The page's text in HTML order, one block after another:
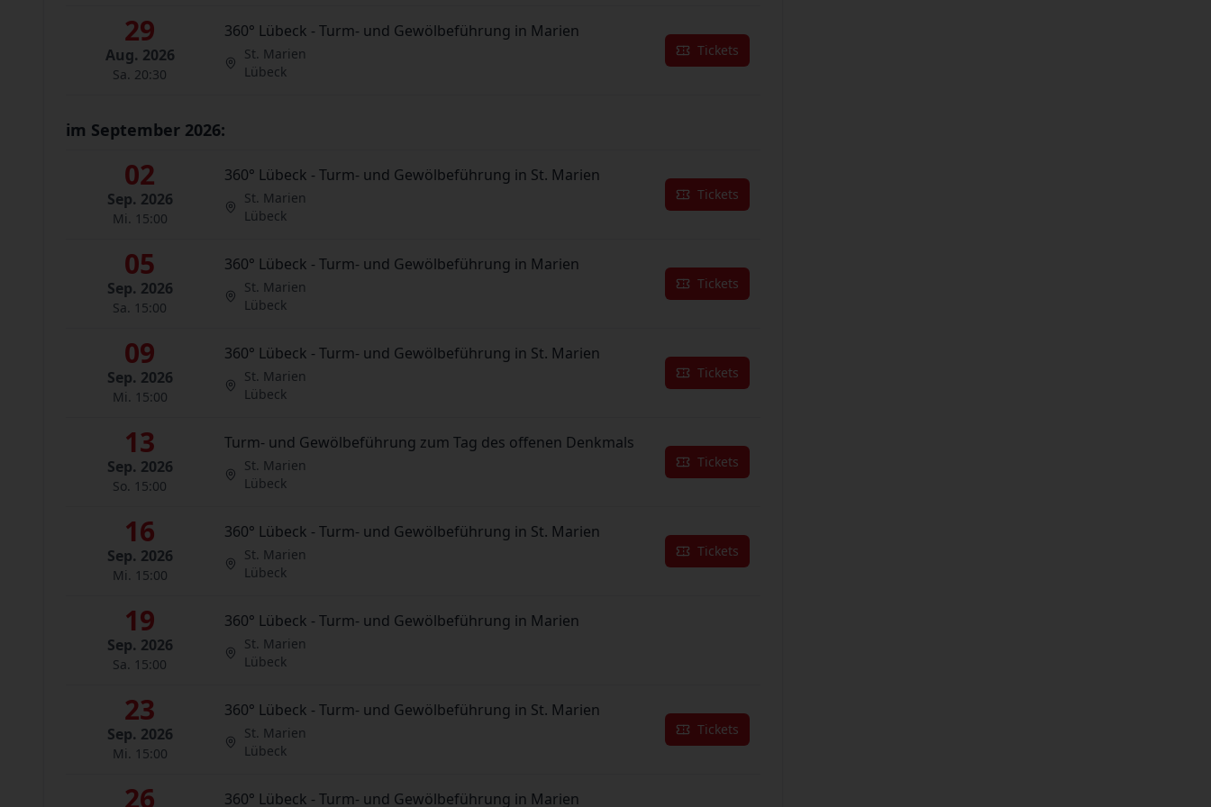
29
Aug. 2026
Sa. 20:30
360° Lübeck - Turm- und Gewölbeführung in Marien
St. Marien
Lübeck
Tickets
im September 2026:
02
Sep. 2026
Mi. 15:00
360° Lübeck - Turm- und Gewölbeführung in St. Marien
St. Marien
Lübeck
Tickets
05
Sep. 2026
Sa. 15:00
360° Lübeck - Turm- und Gewölbeführung in Marien
St. Marien
Lübeck
Tickets
09
Sep. 2026
Mi. 15:00
360° Lübeck - Turm- und Gewölbeführung in St. Marien
St. Marien
Lübeck
Tickets
13
Sep. 2026
So. 15:00
Turm- und Gewölbeführung zum Tag des offenen Denkmals
St. Marien
Lübeck
Tickets
16
Sep. 2026
Mi. 15:00
360° Lübeck - Turm- und Gewölbeführung in St. Marien
St. Marien
Lübeck
Tickets
19
Sep. 2026
Sa. 15:00
360° Lübeck - Turm- und Gewölbeführung in Marien
St. Marien
Lübeck
23
Sep. 2026
Mi. 15:00
360° Lübeck - Turm- und Gewölbeführung in St. Marien
St. Marien
Lübeck
Tickets
26 360° Lübeck - Turm- und Gewölbeführung in Marien